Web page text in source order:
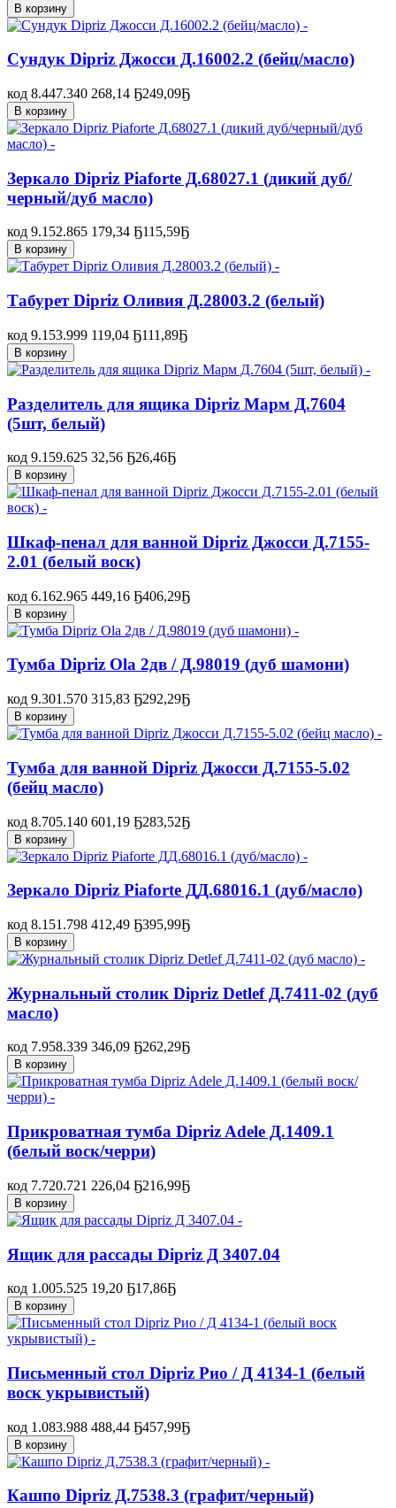
В корзину
Сундук Dipriz Джосси Д.16002.2 (бейц/масло)
код 8.447.340 268,14 Ҕ249,09Ҕ
В корзину
Зеркало Dipriz Piaforte Д.68027.1 (дикий дуб/
черный/дуб масло)
код 9.152.865 179,34 Ҕ115,59Ҕ
В корзину
Табурет Dipriz Оливия Д.28003.2 (белый)
код 9.153.999 119,04 Ҕ111,89Ҕ
В корзину
Разделитель для ящика Dipriz Марм Д.7604
(5шт, белый)
код 9.159.625 32,56 Ҕ26,46Ҕ
В корзину
Шкаф-пенал для ванной Dipriz Джосси Д.7155-
2.01 (белый воск)
код 6.162.965 449,16 Ҕ406,29Ҕ
В корзину
Тумба Dipriz Ola 2дв / Д.98019 (дуб шамони)
код 9.301.570 315,83 Ҕ292,29Ҕ
В корзину
Тумба для ванной Dipriz Джосси Д.7155-5.02
(бейц масло)
код 8.705.140 601,19 Ҕ283,52Ҕ
В корзину
Зеркало Dipriz Piaforte ДД.68016.1 (дуб/масло)
код 8.151.798 412,49 Ҕ395,99Ҕ
В корзину
Журнальный столик Dipriz Detlef Д.7411-02 (дуб
масло)
код 7.958.339 346,09 Ҕ262,29Ҕ
В корзину
Прикроватная тумба Dipriz Adele Д.1409.1
(белый воск/черри)
код 7.720.721 226,04 Ҕ216,99Ҕ
В корзину
Ящик для рассады Dipriz Д 3407.04
код 1.005.525 19,20 Ҕ17,86Ҕ
В корзину
Письменный стол Dipriz Рио / Д 4134-1 (белый
воск укрывистый)
код 1.083.988 488,44 Ҕ457,99Ҕ
В корзину
Кашпо Dipriz Д.7538.3 (графит/черный)